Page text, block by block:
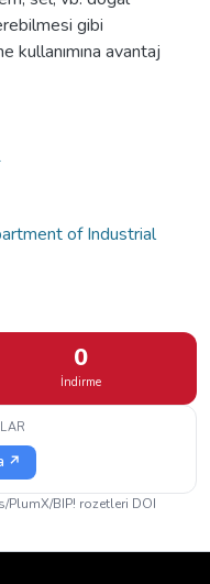
gibi
kullanımına avantaj
of Industrial
0
İndirme
↗
BIP! rozetleri DOI